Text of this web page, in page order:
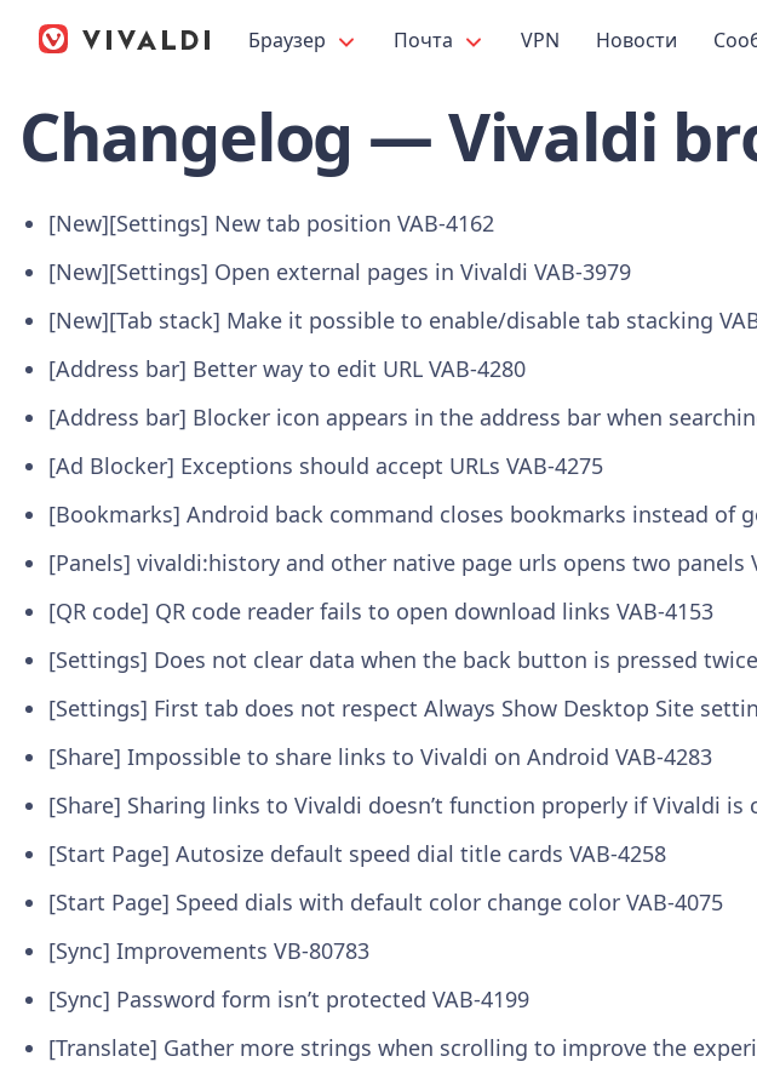
Браузер Почта VPN Новости
Changelog — Vivaldi
[New][Settings] New tab position VAB-4162
[New][Settings] Open external pages in Vivaldi VAB-3979
[New][Tab stack] Make it possible to enable/disable tab stacking
[Address bar] Better way to edit URL VAB-4280
[Address bar] Blocker icon appears in the address bar when
[Ad Blocker] Exceptions should accept URLs VAB-4275
[Bookmarks] Android back command closes bookmarks instead of
[Panels] vivaldi:history and other native page urls opens two panels
[QR code] QR code reader fails to open download links VAB-4153
[Settings] Does not clear data when the back button is pressed twice
[Settings] First tab does not respect Always Show Desktop Site
[Share] Impossible to share links to Vivaldi on Android VAB-4283
[Share] Sharing links to Vivaldi doesn’t function properly if Vivaldi is
[Start Page] Autosize default speed dial title cards VAB-4258
[Start Page] Speed dials with default color change color VAB-4075
[Sync] Improvements VB-80783
[Sync] Password form isn’t protected VAB-4199
[Translate] Gather more strings when scrolling to improve the